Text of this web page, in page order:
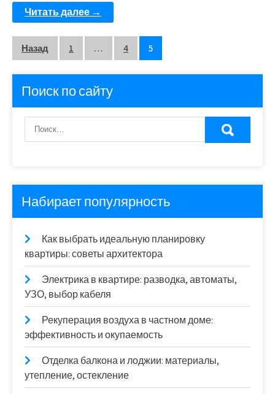
Читать далее →
Пагинация
записей
Назад 1 … 4 5
Поиск по сайту
Набирает популярность
Как выбрать идеальную планировку
квартиры: советы архитектора
Электрика в квартире: разводка, автоматы,
УЗО, выбор кабеля
Рекуперация воздуха в частном доме:
эффективность и окупаемость
Отделка балкона и лоджии: материалы,
утепление, остекление